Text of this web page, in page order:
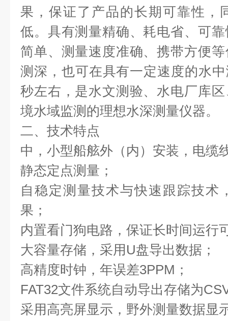
果，保证了产品的长期可靠性，
低。具有测量精确、耗电省、可
简单、测量速度准确、携带方便
测深，也可在具有一定速度的水
秒左右，是水文测验、水电厂库
境水域监测的理想水深测量仪器。
二、技术特点
中，小型船舷外（内）安装，电缆
静态定点测量；
自稳定测量技术与快速跟踪技术
果；
内置看门狗电路，保证长时间运行
大容量存储，采用U盘导出数据；
高精度时钟，年误差3PPM；
FAT32文件系统自动导出存储为
采用高亮屏显示，野外测量数据显